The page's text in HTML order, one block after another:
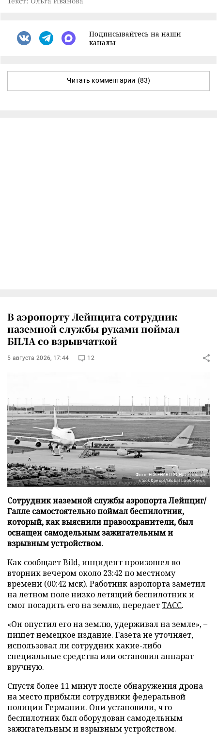
Подписывайтесь на наши
каналы
Читать комментарии (83)
В аэропорту Лейпцига сотрудник
наземной службы руками поймал
БПЛА со взрывчаткой
5 августа 2026, 17:44 12
Фото: ECKEHARD SCHULZ/imago
stock&peopl/Global Look Press
Сотрудник наземной службы аэропорта Лейпциг/
Галле самостоятельно поймал беспилотник,
который, как выяснили правоохранители, был
оснащен самодельным зажигательным и
взрывным устройством.
Как сообщаетBild, инцидент произошел во
вторник вечером около 23:42 по местному
времени (00:42 мск). Работник аэропорта заметил
на летном поле низко летящий беспилотник и
смог посадить его на землю, передаетТАСС.
«Он опустил его на землю, удерживал на земле», –
пишет немецкое издание. Газета не уточняет,
использовал ли сотрудник какие-либо
специальные средства или остановил аппарат
вручную.
Спустя более 11 минут после обнаружения дрона
на место прибыли сотрудники федеральной
полиции Германии. Они установили, что
беспилотник был оборудован самодельным
зажигательным и взрывным устройством.